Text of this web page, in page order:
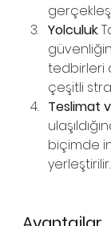
Yolculuk:
tedbirleri
çeşitli
Teslimat
biçimde
yerleştirilir.